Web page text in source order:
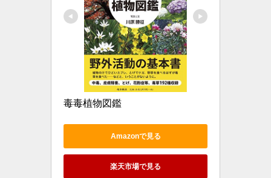
毒毒植物図鑑
Amazonで見る
楽天市場で見る